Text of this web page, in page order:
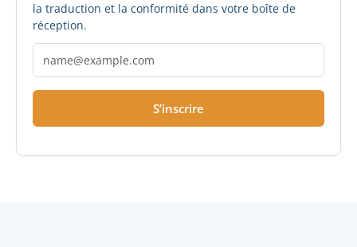
la traduction et la conformité dans votre boîte de
réception.
S’inscrire